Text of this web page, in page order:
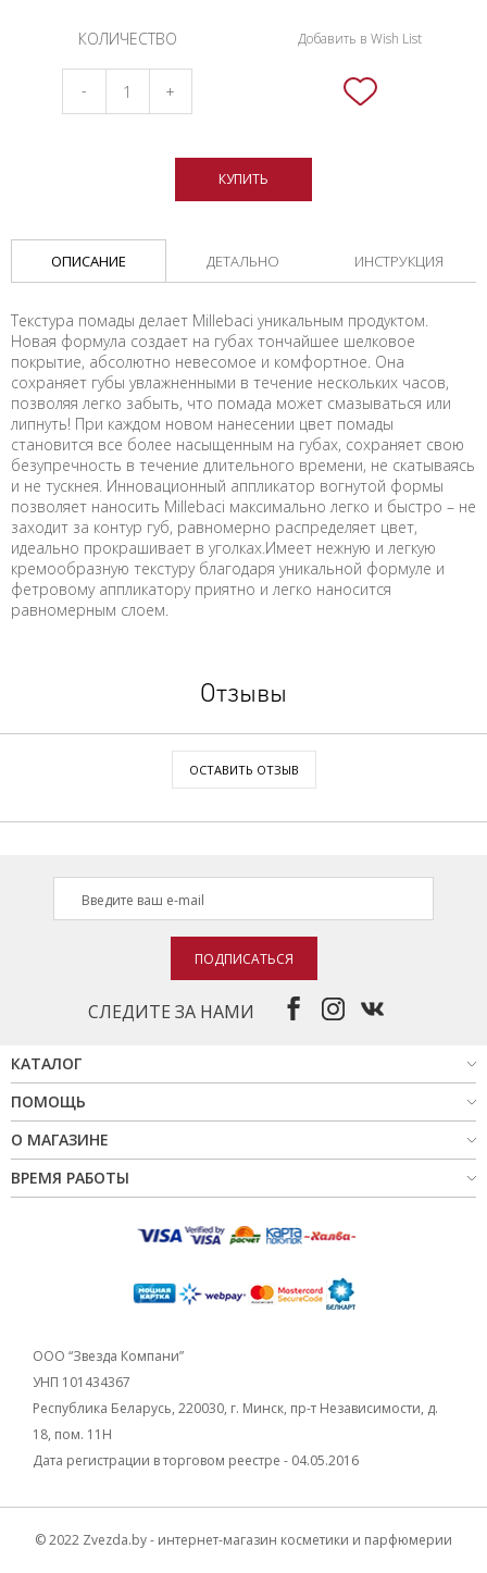
КОЛИЧЕСТВО
- +
КУПИТЬ
Добавить в Wish List
ОПИСАНИЕ ДЕТАЛЬНО ИНСТРУКЦИЯ
Текстура помады делает Millebaci уникальным продуктом.
Новая формула создает на губах тончайшее шелковое
покрытие, абсолютно невесомое и комфортное. Она
сохраняет губы увлажненными в течение нескольких часов,
позволяя легко забыть, что помада может смазываться или
липнуть! При каждом новом нанесении цвет помады
становится все более насыщенным на губах, сохраняет свою
безупречность в течение длительного времени, не скатываясь
и не тускнея. Инновационный аппликатор вогнутой формы
позволяет наносить Millebaci максимально легко и быстро – не
заходит за контур губ, равномерно распределяет цвет,
идеально прокрашивает в уголках.Имеет нежную и легкую
кремообразную текстуру благодаря уникальной формуле и
фетровому аппликатору приятно и легко наносится
равномерным слоем.
Отзывы
ОСТАВИТЬ ОТЗЫВ
СЛЕДИТЕ ЗА НАМИ
ПОДПИСАТЬСЯ
КАТАЛОГ
ПОМОЩЬ
О МАГАЗИНЕ
ВРЕМЯ РАБОТЫ
ООО “Звезда Компани”
УНП 101434367
Республика Беларусь, 220030, г. Минск, пр-т Независимости, д.
18, пом. 11Н
Дата регистрации в торговом реестре - 04.05.2016
© 2022 Zvezda.by - интернет-магазин косметики и парфюмерии